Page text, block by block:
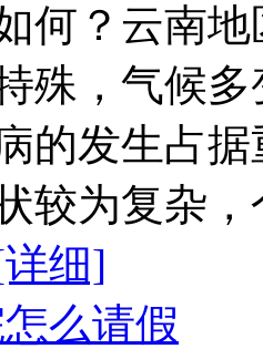
何？云南
殊，气候
的发生占
较为复杂
细]
么请假